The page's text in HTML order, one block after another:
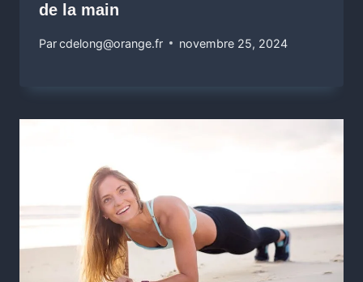
de la main
Parcdelong@orange.fr novembre 25, 2024